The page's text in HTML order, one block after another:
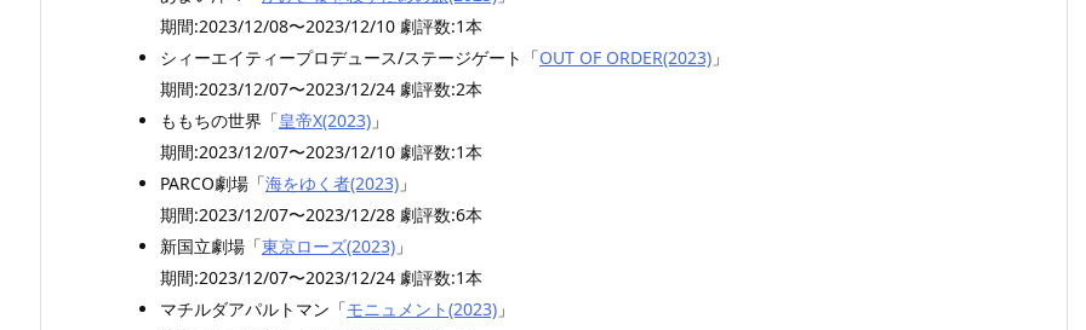
期間:2023/12/08〜2023/12/10 劇評数:1本
シィーエイティープロデュース/ステージゲート「OUT OF ORDER(2023) 」
期間:2023/12/07〜2023/12/24 劇評数:2本
ももちの世界「皇帝X(2023) 」
期間:2023/12/07〜2023/12/10 劇評数:1本
PARCO劇場「海をゆく者(2023) 」
期間:2023/12/07〜2023/12/28 劇評数:6本
新国立劇場「東京ローズ(2023) 」
期間:2023/12/07〜2023/12/24 劇評数:1本
マチルダアパルトマン「モニュメント(2023) 」